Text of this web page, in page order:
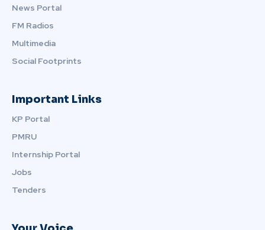
News Portal
FM Radios
Multimedia
Social Footprints
Important Links
KP Portal
PMRU
Internship Portal
Jobs
Tenders